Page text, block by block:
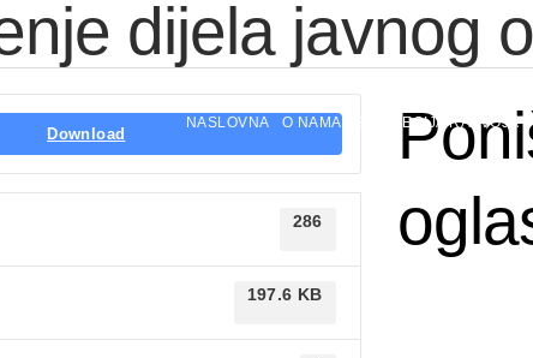
NASLOVNA O NAMA STRATEGIJA RAZVOJA
dijela javnog
Download
286
197.6 KB